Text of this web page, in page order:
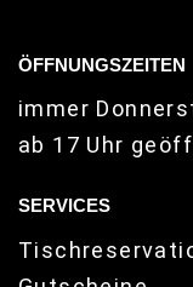
ÖFFNUNGSZEITEN
immer
ab 17 Uhr
SERVICES